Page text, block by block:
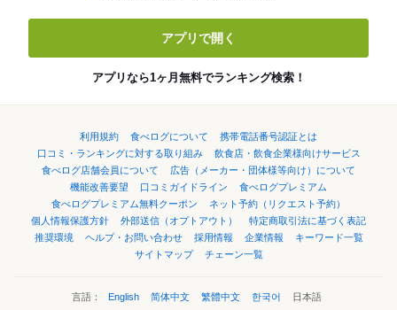
アプリで開く
アプリなら1ヶ月無料でランキング検索！
利用規約 食べログについて
携帯電話番号認証とは
口コミ・ランキングに対する取り組み
飲食店・飲食企業様向けサービス
食べログ店舗会員について
広告（メーカー・団体様等向け）について
機能改善要望
口コミガイドライン
食べログプレミアム
食べログプレミアム無料クーポン
ネット予約（リクエスト予約）
個人情報保護方針
外部送信（オプトアウト）
特定商取引法に基づく表記
推奨環境
ヘルプ・お問い合わせ 採用情報 企業情報
キーワード一覧
サイトマップ
チェーン一覧
言語： English 简体中文 繁體中文 한국어 日本語